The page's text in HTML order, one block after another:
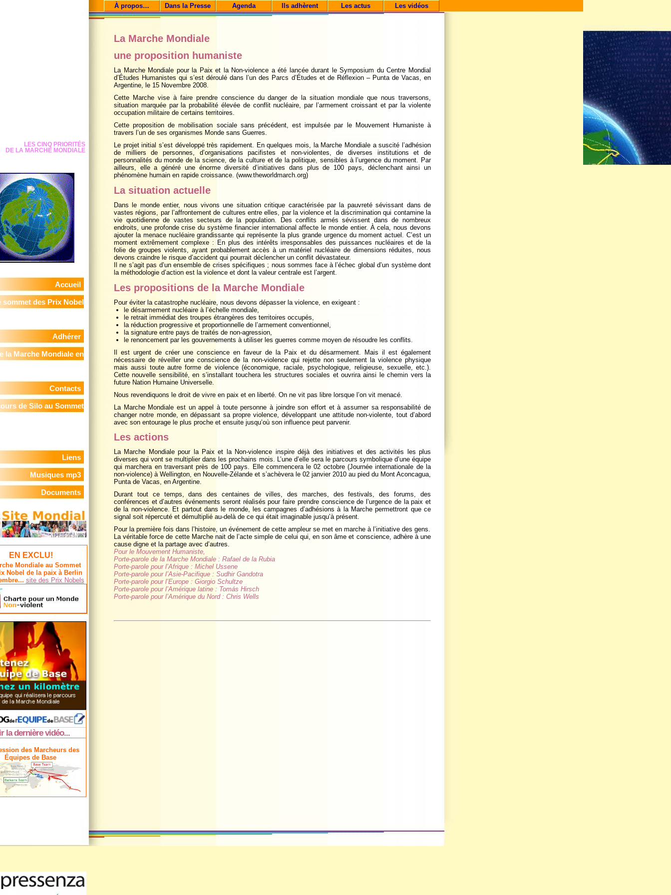
À propos… Dans la Presse Agenda Ils adhèrent Les actus Les vidéos
LES CINQ PRIORITÉS
DE LA MARCHE MONDIALE
Accueil
sommet des Prix Nobel
Adhérer
la Marche Mondiale en
Contacts
de Silo au Sommet
Liens
Musiques mp3
Documents
EN EXCLU!
Mondiale au Sommet
Nobel de la paix à Berlin
site des Prix Nobels
la dernière vidéo...
des Marcheurs des
Équipes de Base
La Marche Mondiale
une proposition humaniste
La Marche Mondiale pour la Paix et la Non-violence a été lancée durant le Symposium du Centre Mondial
d’Études Humanistes qui s’est déroulé dans l’un des Parcs d’Études et de Réflexion – Punta de Vacas, en
Argentine, le 15 Novembre 2008.
Cette Marche vise à faire prendre conscience du danger de la situation mondiale que nous traversons,
situation marquée par la probabilité élevée de conflit nucléaire, par l’armement croissant et par la violente
occupation militaire de certains territoires.
Cette proposition de mobilisation sociale sans précédent, est impulsée par le Mouvement Humaniste à
travers l’un de ses organismes Monde sans Guerres.
Le projet initial s’est développé très rapidement. En quelques mois, la Marche Mondiale a suscité l’adhésion
de milliers de personnes, d’organisations pacifistes et non-violentes, de diverses institutions et de
personnalités du monde de la science, de la culture et de la politique, sensibles à l’urgence du moment. Par
ailleurs, elle a généré une énorme diversité d’initiatives dans plus de 100 pays, déclenchant ainsi un
phénomène humain en rapide croissance. (www.theworldmarch.org)
La situation actuelle
Dans le monde entier, nous vivons une situation critique caractérisée par la pauvreté sévissant dans de
vastes régions, par l’affrontement de cultures entre elles, par la violence et la discrimination qui contamine la
vie quotidienne de vastes secteurs de la population. Des conflits armés sévissent dans de nombreux
endroits, une profonde crise du système financier international affecte le monde entier. À cela, nous devons
ajouter la menace nucléaire grandissante qui représente la plus grande urgence du moment actuel. C’est un
moment extrêmement complexe : En plus des intérêts irresponsables des puissances nucléaires et de la
folie de groupes violents, ayant probablement accès à un matériel nucléaire de dimensions réduites, nous
devons craindre le risque d’accident qui pourrait déclencher un conflit dévastateur.
Il ne s’agit pas d’un ensemble de crises spécifiques ; nous sommes face à l’échec global d’un système dont
la méthodologie d’action est la violence et dont la valeur centrale est l’argent.
Les propositions de la Marche Mondiale
Pour éviter la catastrophe nucléaire, nous devons dépasser la violence, en exigeant :
le désarmement nucléaire à l’échelle mondiale,
le retrait immédiat des troupes étrangères des territoires occupés,
la réduction progressive et proportionnelle de l’armement conventionnel,
la signature entre pays de traités de non-agression,
le renoncement par les gouvernements à utiliser les guerres comme moyen de résoudre les conflits.
Il est urgent de créer une conscience en faveur de la Paix et du désarmement. Mais il est également
nécessaire de réveiller une conscience de la non-violence qui rejette non seulement la violence physique
mais aussi toute autre forme de violence (économique, raciale, psychologique, religieuse, sexuelle, etc.).
Cette nouvelle sensibilité, en s’installant touchera les structures sociales et ouvrira ainsi le chemin vers la
future Nation Humaine Universelle.
Nous revendiquons le droit de vivre en paix et en liberté. On ne vit pas libre lorsque l’on vit menacé.
La Marche Mondiale est un appel à toute personne à joindre son effort et à assumer sa responsabilité de
changer notre monde, en dépassant sa propre violence, développant une attitude non-violente, tout d’abord
avec son entourage le plus proche et ensuite jusqu’où son influence peut parvenir.
Les actions
La Marche Mondiale pour la Paix et la Non-violence inspire déjà des initiatives et des activités les plus
diverses qui vont se multiplier dans les prochains mois. L’une d’elle sera le parcours symbolique d’une équipe
qui marchera en traversant près de 100 pays. Elle commencera le 02 octobre (Journée internationale de la
non-violence) à Wellington, en Nouvelle-Zélande et s’achèvera le 02 janvier 2010 au pied du Mont Aconcagua,
Punta de Vacas, en Argentine.
Durant tout ce temps, dans des centaines de villes, des marches, des festivals, des forums, des
conférences et d’autres événements seront réalisés pour faire prendre conscience de l’urgence de la paix et
de la non-violence. Et partout dans le monde, les campagnes d’adhésions à la Marche permettront que ce
signal soit répercuté et démultiplié au-delà de ce qui était imaginable jusqu’à présent.
Pour la première fois dans l’histoire, un événement de cette ampleur se met en marche à l’initiative des gens.
La véritable force de cette Marche nait de l’acte simple de celui qui, en son âme et conscience, adhère à une
cause digne et la partage avec d’autres.
Pour le Mouvement Humaniste,
Porte-parole de la Marche Mondiale : Rafael de la Rubia
Porte-parole pour l’Afrique : Michel Ussene
Porte-parole pour l’Asie-Pacifique : Sudhir Gandotra
Porte-parole pour l’Europe : Giorgio Schultze
Porte-parole pour l’Amérique latine : Tomás Hirsch
Porte-parole pour l’Amérique du Nord : Chris Wells